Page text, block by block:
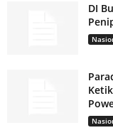
DI